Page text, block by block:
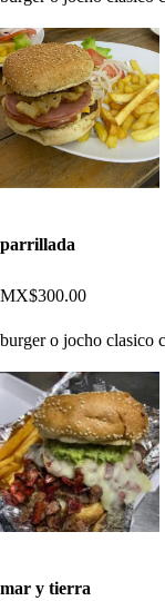
parrillada
MX$300.00
burger o jocho clasico
mar y tierra